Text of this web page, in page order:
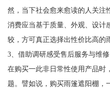
然，当下社会愈来愈读的人关注
消费应当基于质量、外观、设计
较，方可真正选择出性价比高的
3、借助调研感受售后服务与维修
在购买一此非日常性使用产品时
题。譬如说，购买雨篷遮阳棚，